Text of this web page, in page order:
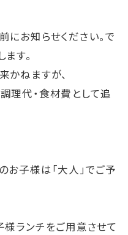
お知らせください。で
す。
かねますが、
理代・食材費として追
子様は「大人」でご予
ランチをご用意させて